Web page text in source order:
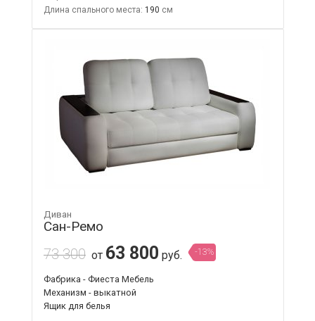
Длина спального места: 190
Диван
Сан-Ремо
73 300 от 63 800 руб. -13%
Фабрика - Фиеста Мебель
Механизм - выкатной
Ящик для белья